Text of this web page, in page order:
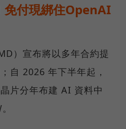
免付現綁住OpenAI
）宣布將以多年合約提
自 2026 年下半年起，
片分年布建 AI 資料中